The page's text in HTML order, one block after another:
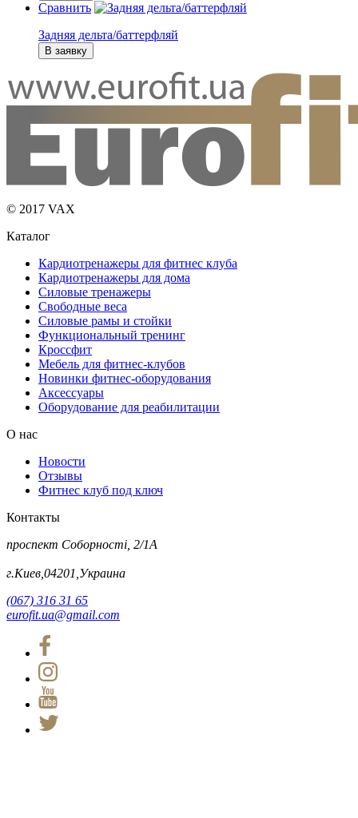
Сравнить
Задняя дельта/баттерфляй
В заявку
© 2017 VAX
Каталог
Кардиотренажеры для фитнес клуба
Кардиотренажеры для дома
Силовые тренажеры
Свободные веса
Силовые рамы и стойки
Функциональный тренинг
Кроссфит
Мебель для фитнес-клубов
Новинки фитнес-оборудования
Аксессуары
Оборудование для реабилитации
О нас
Новости
Отзывы
Фитнес клуб под ключ
Контакты
проспект Соборності, 2/1А
г.Киев,04201,Украина
(067) 316 31 65
eurofit.ua@gmail.com